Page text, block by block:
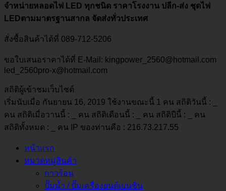
จำหน่ายหลอดไฟ LED ทุกชนิด ราคาโรงงาน ปลีก-ส่ง ชุดไฟ
LEDตามมาตรฐานสากล จัดส่งทั่วประเทศ
สั่งซื้อสินค้าได้ที่ 089-712-5206
ขอใบเสนอราคาได้ที่ E-Mail: kingpower_2560@hotmail.com
led_2560pro-x@hotmail.com
สถิติผู้เข้าชมเว็บไซต์
เริ่มนับเมื่อ กันยายน 16, 2019 ใช้งานขณะนี้ 1 คน สถิติวันนี้ :
คน สถิติเมื่อวานนี้ :
คน สถิติเดือนนี้ : คน สถิติปีนี้ :
คน
สถิติทั้งหมด :
คน IP ของท่านคือ : 216.73.217.55
หน้าแรก
หมวดหมู่สินค้า
กาวร้อน
ปั๊มน้ำ / ปั๊มเครื่องยนต์เบนซิน